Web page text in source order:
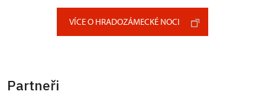
VÍCE O HRADOZÁMECKÉ NOCI
Partneři